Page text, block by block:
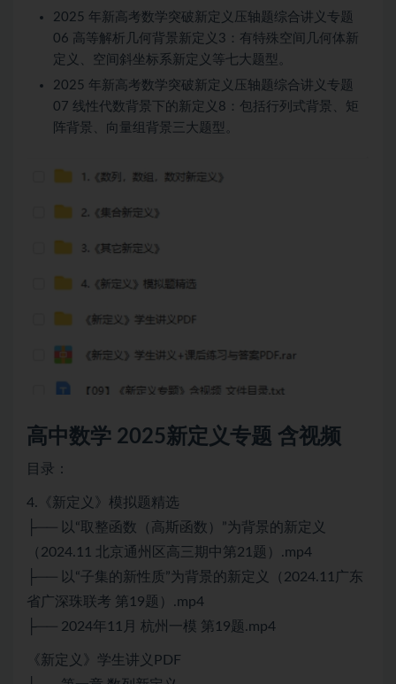
2025 年新高考数学突破新定义压轴题综合讲义专题
06 高等解析几何背景新定义3：有特殊空间几何体新
定义、空间斜坐标系新定义等七大题型。
2025 年新高考数学突破新定义压轴题综合讲义专题
07 线性代数背景下的新定义8：包括行列式背景、矩
阵背景、向量组背景三大题型。
高中数学 2025新定义专题 含视频
目录：
4.《新定义》模拟题精选
├── 以“取整函数（高斯函数）”为背景的新定义
（2024.11 北京通州区高三期中第21题）.mp4
├── 以“子集的新性质”为背景的新定义（2024.11广东
省广深珠联考 第19题）.mp4
├── 2024年11月 杭州一模 第19题.mp4
《新定义》学生讲义PDF